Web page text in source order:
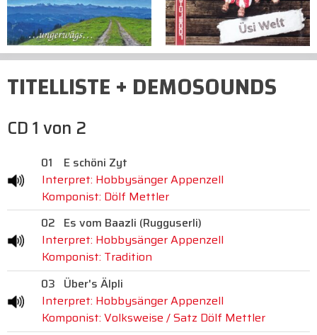
TITELLISTE + DEMOSOUNDS
CD 1 von 2
01
E schöni Zyt
Interpret: Hobbysänger Appenzell
Komponist: Dölf Mettler
02 Es vom Baazli (Rugguserli)
Interpret: Hobbysänger Appenzell
Komponist: Tradition
03 Über's Älpli
Interpret: Hobbysänger Appenzell
Komponist: Volksweise / Satz Dölf Mettler